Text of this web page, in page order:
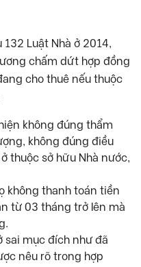
Luật Nhà ở 2014,
chấm dứt hợp đồng
cho thuê nếu thuộc
không đúng thẩm
không đúng điều
thuộc sở hữu Nhà nước,
không thanh toán tiền
từ 03 tháng trở lên mà
sai mục đích như đã
nêu rõ trong hợp